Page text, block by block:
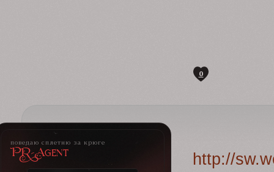
0
поведаю сплетню за крюге
PR-Agent http://